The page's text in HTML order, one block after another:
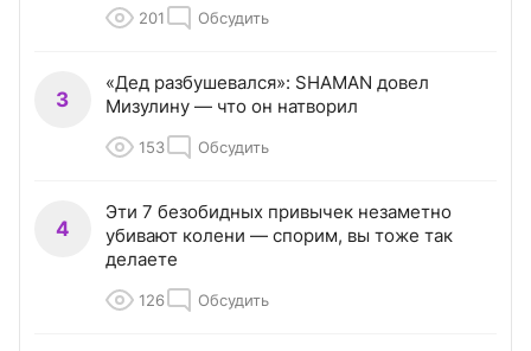
201 Обсудить
3
«Дед разбушевался»: SHAMAN довел
Мизулину — что он натворил
153 Обсудить
4
Эти 7 безобидных привычек незаметно
убивают колени — спорим, вы тоже так
делаете
126 Обсудить